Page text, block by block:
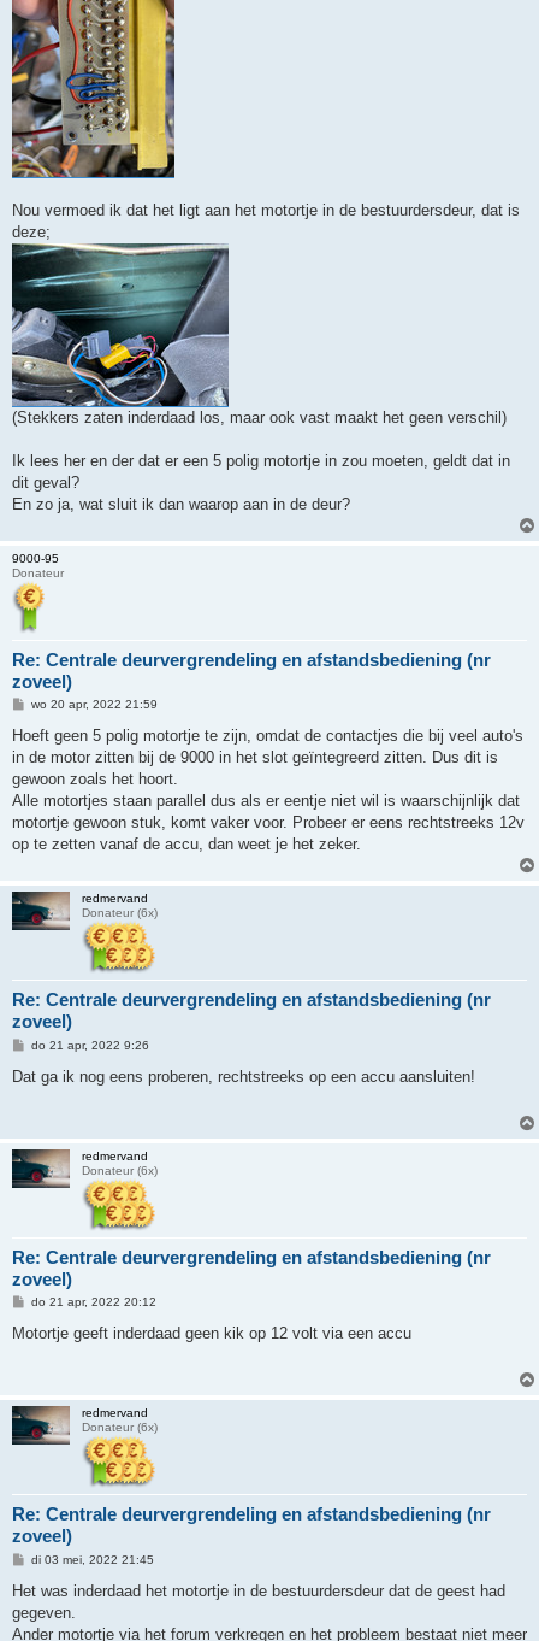
Nou vermoed ik dat het ligt aan het motortje in de bestuurdersdeur, dat is
deze;
(Stekkers zaten inderdaad los, maar ook vast maakt het geen verschil)
Ik lees her en der dat er een 5 polig motortje in zou moeten, geldt dat in
dit geval?
En zo ja, wat sluit ik dan waarop aan in de deur?
9000-95
Donateur
Re: Centrale deurvergrendeling en afstandsbediening (nr
zoveel)
B
r
c
h
wo 20 apr, 2022 21:59
Hoeft geen 5 polig motortje te zijn, omdat de contactjes die bij veel auto's
in de motor zitten bij de 9000 in het slot geïntegreerd zitten. Dus dit is
gewoon zoals het hoort.
Alle motortjes staan parallel dus als er eentje niet wil is waarschijnlijk dat
motortje gewoon stuk, komt vaker voor. Probeer er eens rechtstreeks 12v
op te zetten vanaf de accu, dan weet je het zeker.
redmervand
Donateur (6x)
Re: Centrale deurvergrendeling en afstandsbediening (nr
zoveel)
B
r
do 21 apr, 2022 9:26
Dat ga ik nog eens proberen, rechtstreeks op een accu aansluiten!
redmervand
Donateur (6x)
Re: Centrale deurvergrendeling en afstandsbediening (nr
zoveel)
B
r
do 21 apr, 2022 20:12
Motortje geeft inderdaad geen kik op 12 volt via een accu
redmervand
Donateur (6x)
Re: Centrale deurvergrendeling en afstandsbediening (nr
zoveel)
B
r
c
h
di 03 mei, 2022 21:45
Het was inderdaad het motortje in de bestuurdersdeur dat de geest had
gegeven.
Ander motortje via het forum verkregen en het probleem bestaat niet meer